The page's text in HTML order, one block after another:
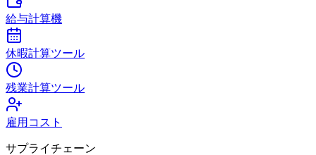
給与計算機
休暇計算ツール
残業計算ツール
雇用コスト
サプライチェーン